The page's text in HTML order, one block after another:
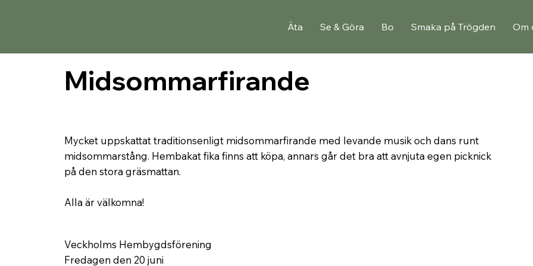
Äta Se & Göra Bo Smaka på Trögden Om
Midsommarfirande
Mycket uppskattat traditionsenligt midsommarfirande med levande musik och dans runt
midsommarstång. Hembakat fika finns att köpa, annars går det bra att avnjuta egen picknick
på den stora gräsmattan.
Alla är välkomna!
Veckholms Hembygdsförening
Fredagen den 20 juni